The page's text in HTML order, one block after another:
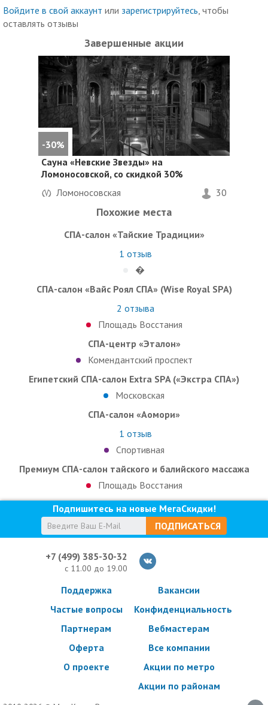
Войдите в свой аккаунт или зарегистрируйтесь , чтобы
оставлять отзывы
Завершенные акции
-30%
Сауна «Невские Звезды» на
Ломоносовской, со скидкой 30%
Ломоносовская
30
Похожие места
СПА-салон «Тайские Традиции»
1 отзыв
�
СПА-салон «Вайс Роял СПА» (Wise Royal SPA)
2 отзыва
Площадь Восстания
СПА-центр «Эталон»
Комендантский проспект
Египетский СПА-салон Extra SPA («Экстра СПА»)
Московская
СПА-салон «Аомори»
1 отзыв
Спортивная
Премиум СПА-салон тайского и балийского массажа
Площадь Восстания
Подпишитесь на новые МегаСкидки!
ПОДПИСАТЬСЯ
+7 (499) 385-30-32
с 11.00 до 19.00
Поддержка
Частые вопросы
Партнерам
Оферта
О проекте
Вакансии
Конфиденциальность
Вебмастерам
Все компании
Акции по метро
Акции по районам